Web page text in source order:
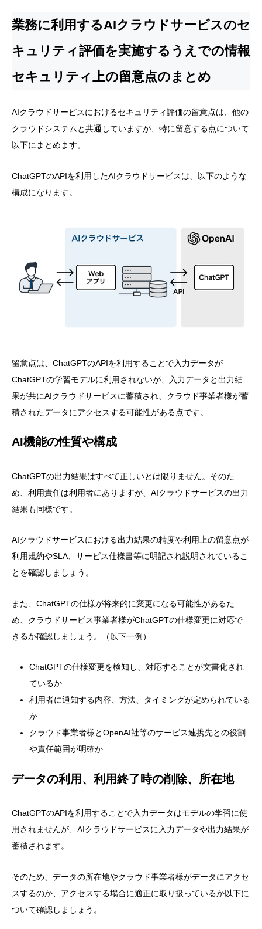
業務に利用するAIクラウドサービスのセ
キュリティ評価を実施するうえでの情報
セキュリティ上の留意点のまとめ
AIクラウドサービスにおけるセキュリティ評価の留意点は、他の
クラウドシステムと共通していますが、特に留意する点について
以下にまとめます。
ChatGPTのAPIを利用したAIクラウドサービスは、以下のような
構成になります。
留意点は、ChatGPTのAPIを利用することで入力データが
ChatGPTの学習モデルに利用されないが、入力データと出力結
果が共にAIクラウドサービスに蓄積され、クラウド事業者様が蓄
積されたデータにアクセスする可能性がある点です。
AI機能の性質や構成
ChatGPTの出力結果はすべて正しいとは限りません。そのた
め、利用責任は利用者にありますが、AIクラウドサービスの出力
結果も同様です。
AIクラウドサービスにおける出力結果の精度や利用上の留意点が
利用規約やSLA、サービス仕様書等に明記され説明されているこ
とを確認しましょう。
また、ChatGPTの仕様が将来的に変更になる可能性があるた
め、クラウドサービス事業者様がChatGPTの仕様変更に対応で
きるか確認しましょう。（以下一例）
ChatGPTの仕様変更を検知し、対応することが文書化され
ているか
利用者に通知する内容、方法、タイミングが定められている
か
クラウド事業者様とOpenAI社等のサービス連携先との役割
や責任範囲が明確か
データの利用、利用終了時の削除、所在地
ChatGPTのAPIを利用することで入力データはモデルの学習に使
用されませんが、AIクラウドサービスに入力データや出力結果が
蓄積されます。
そのため、データの所在地やクラウド事業者様がデータにアクセ
スするのか、アクセスする場合に適正に取り扱っているか以下に
ついて確認しましょう。